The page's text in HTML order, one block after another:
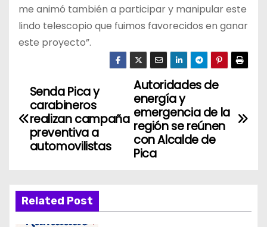
me animó también a participar y manipular este
lindo telescopio que fuimos favorecidos en ganar
este proyecto”.
N
a
g
a
Autoridades de
energía y
emergencia de la
región se reúnen
con Alcalde de
Pica
Senda Pica y
carabineros
realizan campaña
preventiva a
automovilistas
Related Post